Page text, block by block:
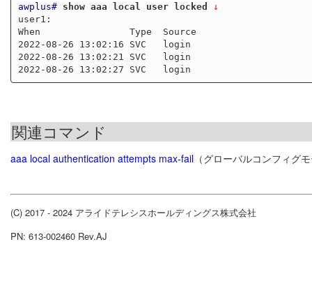
awplus# show aaa local user locked
↓
user1:
When                Type  Source
2022-08-26 13:02:16 SVC   login
2022-08-26 13:02:21 SVC   login
関連コマンド
aaa local authentication attempts max-fail （グローバルコンフィグ
(C) 2017 - 2024 アライドテレシスホールディングス株式会社
PN: 613-002460 Rev.AJ